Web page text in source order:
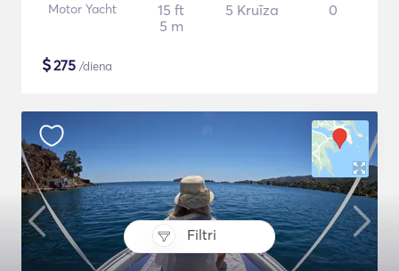
Filtri
Motor Yacht
15 ft
5 m
5 Kruīza 0
$275 /diena